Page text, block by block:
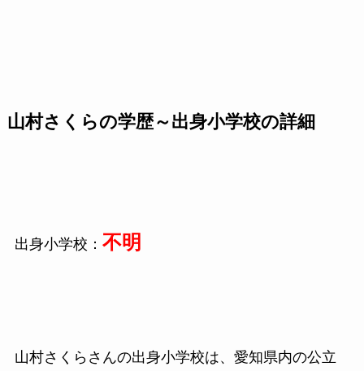
山村さくらの学歴～出身小学校の詳細
出身小学校： 不明
山村さくらさんの出身小学校は、愛知県内の公立